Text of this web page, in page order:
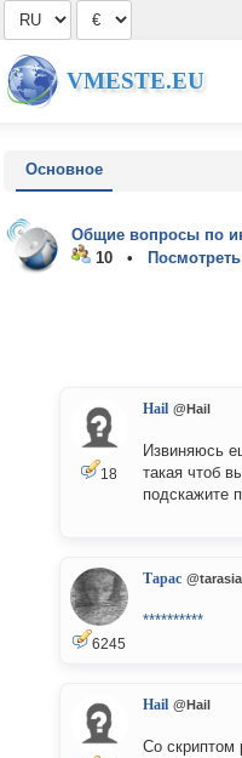
VMESTE.EU
Основное
Общие вопросы по
10 •
18
Hail @Hail
Извиняюсь
такая чтоб
подскажите
6245
Тарас
**********
Hail @Hail
Со скриптом